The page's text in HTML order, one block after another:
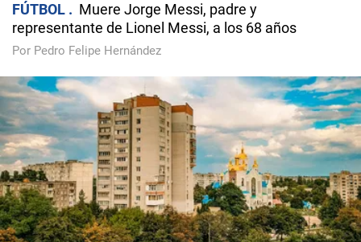
FÚTBOL
Muere Jorge Messi, padre y
representante de Lionel Messi, a los 68 años
Por Pedro Felipe Hernández